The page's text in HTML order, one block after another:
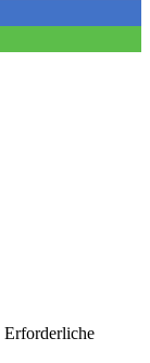
Erforderliche